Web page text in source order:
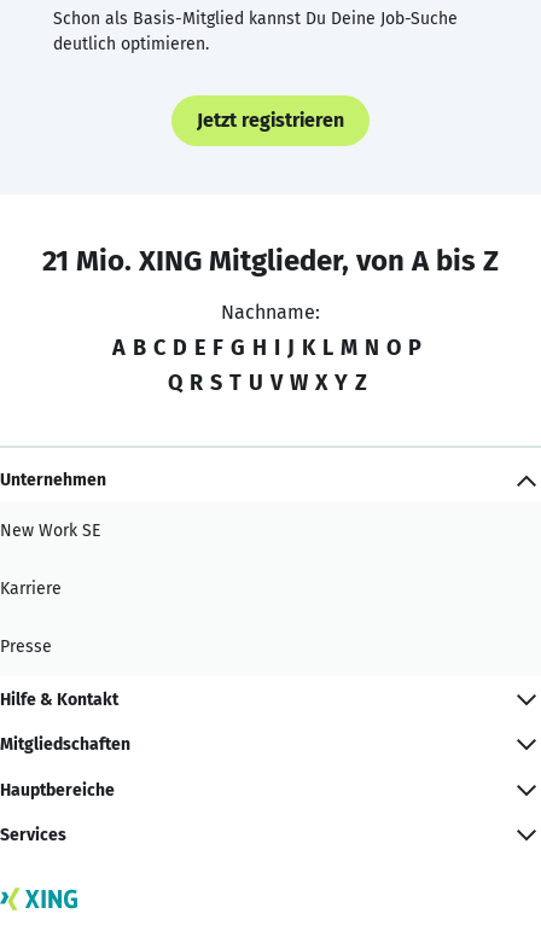
Schon als Basis-Mitglied kannst Du Deine Job-Suche
deutlich optimieren.
Jetzt registrieren
21 Mio. XING Mitglieder, von A bis Z
Nachname:
A B C D E F G H I J K L M N O P
Q R S T U V W X Y Z
Unternehmen
New Work SE
Karriere
Presse
Hilfe & Kontakt
Mitgliedschaften
Hauptbereiche
Services